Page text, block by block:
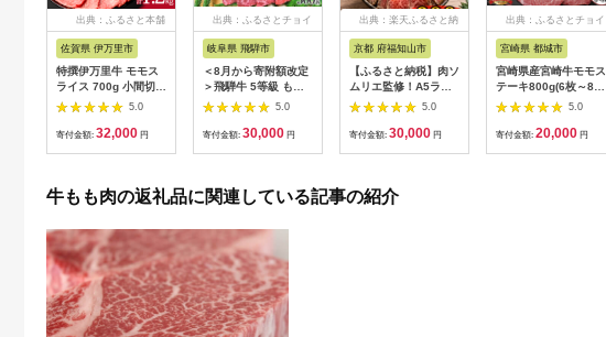
出典：ふるさと本舗
佐賀県 伊万里市
特撰伊万里牛 モモス
ライス 700g 小間切れ
500g セット 044-
5.0
寄付金額: 32,000 円
出典：ふるさとチョイ
岐阜県 飛騨市
＜8月から寄附額改定
＞飛騨牛 5等級 もも
肉レア部位 ランプ 焼
肉用300ｇ 飛騨市推
奨特産品 古里精肉店
[C0043ch]
5.0
寄付金額: 30,000 円
出典：楽天ふるさと納
京都 府福知山市
【ふるさと納税】肉ソ
ムリエ監修！A5ラン
ク厳選和牛ローストビ
ーフ(300g×2本・計
600g) ローストビーフ
せ市 【fc-AX001】
【肉のABCフーズ福
5.0
寄付金額: 30,000 円
出典：ふるさとチョイ
宮崎県 都城市
宮崎県産宮崎牛モモス
テーキ800g(6枚～8
枚)_AC-8915_(都城
市) 宮崎牛 モモステー
キ 霜降り あっさり 真
5.0
寄付金額: 20,000 円
牛もも肉の返礼品に関連している記事の紹介